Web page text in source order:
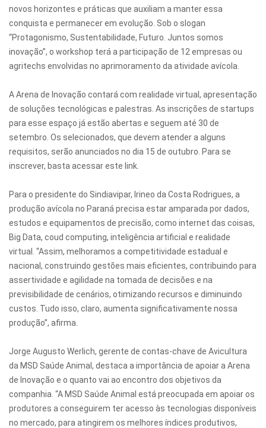
novos horizontes e práticas que auxiliam a manter essa
conquista e permanecer em evolução. Sob o slogan
“Protagonismo, Sustentabilidade, Futuro. Juntos somos
inovação”, o workshop terá a participação de 12 empresas ou
agritechs envolvidas no aprimoramento da atividade avícola.
A Arena de Inovação contará com realidade virtual, apresentação
de soluções tecnológicas e palestras. As inscrições de startups
para esse espaço já estão abertas e seguem até 30 de
setembro. Os selecionados, que devem atender a alguns
requisitos, serão anunciados no dia 15 de outubro. Para se
inscrever, basta acessar este link.
Para o presidente do Sindiavipar, Irineo da Costa Rodrigues, a
produção avícola no Paraná precisa estar amparada por dados,
estudos e equipamentos de precisão, como internet das coisas,
Big Data, coud computing, inteligência artificial e realidade
virtual. “Assim, melhoramos a competitividade estadual e
nacional, construindo gestões mais eficientes, contribuindo para
assertividade e agilidade na tomada de decisões e na
previsibilidade de cenários, otimizando recursos e diminuindo
custos. Tudo isso, claro, aumenta significativamente nossa
produção”, afirma.
Jorge Augusto Werlich, gerente de contas-chave de Avicultura
da MSD Saúde Animal, destaca a importância de apoiar a Arena
de Inovação e o quanto vai ao encontro dos objetivos da
companhia. “A MSD Saúde Animal está preocupada em apoiar os
produtores a conseguirem ter acesso às tecnologias disponíveis
no mercado, para atingirem os melhores índices produtivos,